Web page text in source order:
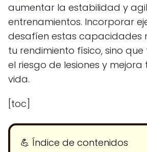
aumentar la estabilidad y
entrenamientos. Incorporar
desafíen estas capacidades
tu rendimiento físico, sino
el riesgo de lesiones y
vida.
[toc]
💪​ Índice de contenidos